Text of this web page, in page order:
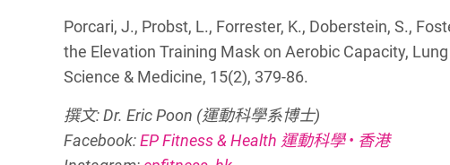
Porcari, J., Probst, L., Forrester, K., Doberstein, S.,
the Elevation Training Mask on Aerobic Capacity,
Science & Medicine, 15(2), 379-86.
撰文: Dr. Eric Poon (運動科學系博士)
Facebook:EP Fitness & Health 運動科學 • 香港